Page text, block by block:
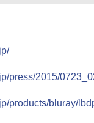
press/2015/
products/bluray/